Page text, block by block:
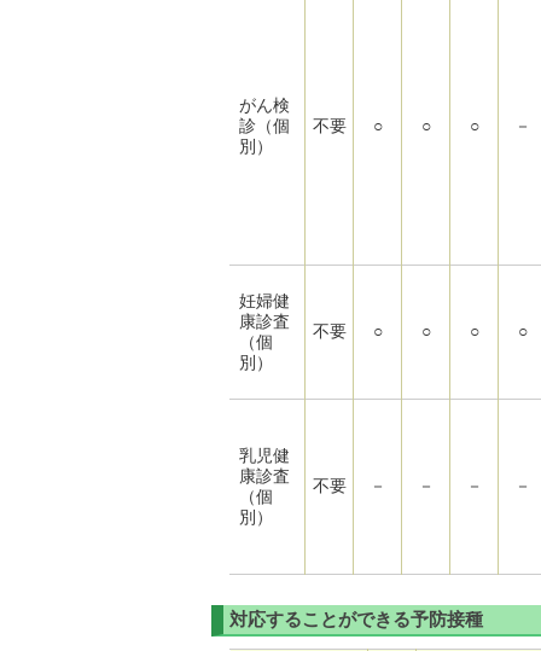
がん検
診（個
別）
不要 ○ ○ ○ －
妊婦健
康診査
（個
別）
不要 ○ ○ ○ ○
乳児健
康診査
（個
別）
不要 － － － －
対応することができる予防接種